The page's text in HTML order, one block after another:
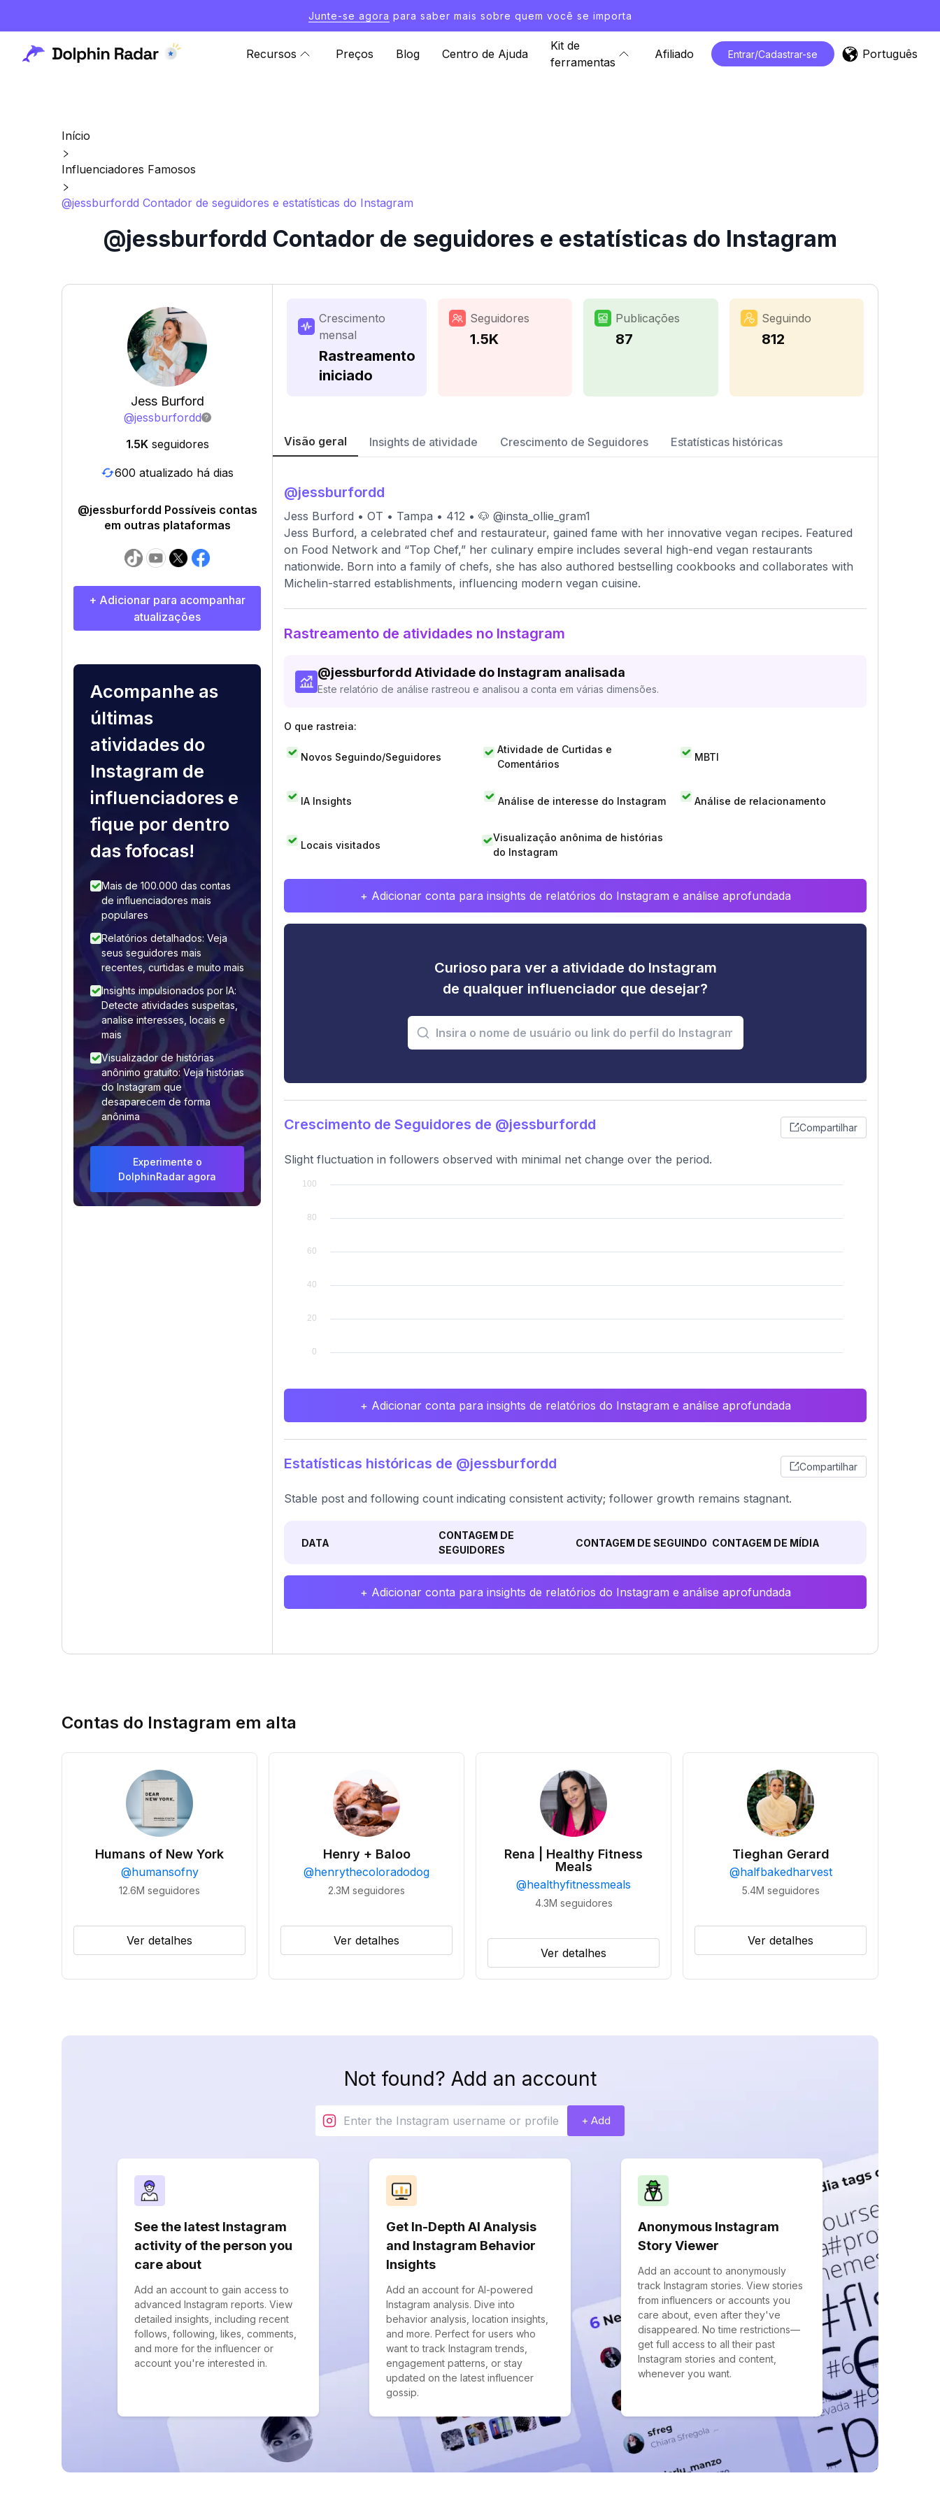
Junte-se agora para saber mais sobre quem você se importa
Recursos Preços Blog Centro de Ajuda
Kit de
ferramentas
Afiliado Entrar/Cadastrar-se Português
Início
Influenciadores Famosos
@jessburfordd Contador de seguidores e estatísticas do Instagram
@jessburfordd Contador de seguidores e estatísticas do Instagram
Jess Burford
@jessburfordd
1.5K seguidores
600 atualizado há dias
@jessburfordd Possíveis contas
em outras plataformas
+ Adicionar para acompanhar
atualizações
Acompanhe as
últimas
atividades do
Instagram de
influenciadores e
fique por dentro
das fofocas!
Mais de 100.000 das contas
de influenciadores mais
populares
Relatórios detalhados: Veja
seus seguidores mais
recentes, curtidas e muito mais
Insights impulsionados por IA:
Detecte atividades suspeitas,
analise interesses, locais e
mais
Visualizador de histórias
anônimo gratuito: Veja histórias
do Instagram que
desaparecem de forma
anônima
Experimente o
DolphinRadar agora
Crescimento
mensal
Rastreamento
iniciado
Seguidores
1.5K
Publicações
87
Seguindo
812
Visão geral Insights de atividade Crescimento de Seguidores Estatísticas históricas
@jessburfordd
Jess Burford • OT • Tampa • 412 • 🐶 @insta_ollie_gram1
Jess Burford, a celebrated chef and restaurateur, gained fame with her innovative vegan recipes. Featured
on Food Network and “Top Chef,” her culinary empire includes several high-end vegan restaurants
nationwide. Born into a family of chefs, she has also authored bestselling cookbooks and collaborates with
Michelin-starred establishments, influencing modern vegan cuisine.
Rastreamento de atividades no Instagram
@jessburfordd Atividade do Instagram analisada
Este relatório de análise rastreou e analisou a conta em várias dimensões.
O que rastreia:
Novos Seguindo/Seguidores
Atividade de Curtidas e
Comentários
MBTI
IA Insights Análise de interesse do Instagram Análise de relacionamento
Locais visitados
Visualização anônima de histórias
do Instagram
+ Adicionar conta para insights de relatórios do Instagram e análise aprofundada
Curioso para ver a atividade do Instagram
de qualquer influenciador que desejar?
Crescimento de Seguidores de @jessburfordd Compartilhar
Slight fluctuation in followers observed with minimal net change over the period.
+ Adicionar conta para insights de relatórios do Instagram e análise aprofundada
Estatísticas históricas de @jessburfordd Compartilhar
Stable post and following count indicating consistent activity; follower growth remains stagnant.
DATA
CONTAGEM DE
SEGUIDORES
CONTAGEM DE SEGUINDO CONTAGEM DE MÍDIA
+ Adicionar conta para insights de relatórios do Instagram e análise aprofundada
Contas do Instagram em alta
Humans of New York
@humansofny
12.6M seguidores
Ver detalhes
Henry + Baloo
@henrythecoloradodog
2.3M seguidores
Ver detalhes
Rena | Healthy Fitness
Meals
@healthyfitnessmeals
4.3M seguidores
Ver detalhes
Tieghan Gerard
@halfbakedharvest
5.4M seguidores
Ver detalhes
Not found? Add an account
+ Add
See the latest Instagram
activity of the person you
care about
Add an account to gain access to
advanced Instagram reports. View
detailed insights, including recent
follows, following, likes, comments,
and more for the influencer or
account you're interested in.
Get In-Depth AI Analysis
and Instagram Behavior
Insights
Add an account for AI-powered
Instagram analysis. Dive into
behavior analysis, location insights,
and more. Perfect for users who
want to track Instagram trends,
engagement patterns, or stay
updated on the latest influencer
gossip.
Anonymous Instagram
Story Viewer
Add an account to anonymously
track Instagram stories. View stories
from influencers or accounts you
care about, even after they've
disappeared. No time restrictions—
get full access to all their past
Instagram stories and content,
whenever you want.